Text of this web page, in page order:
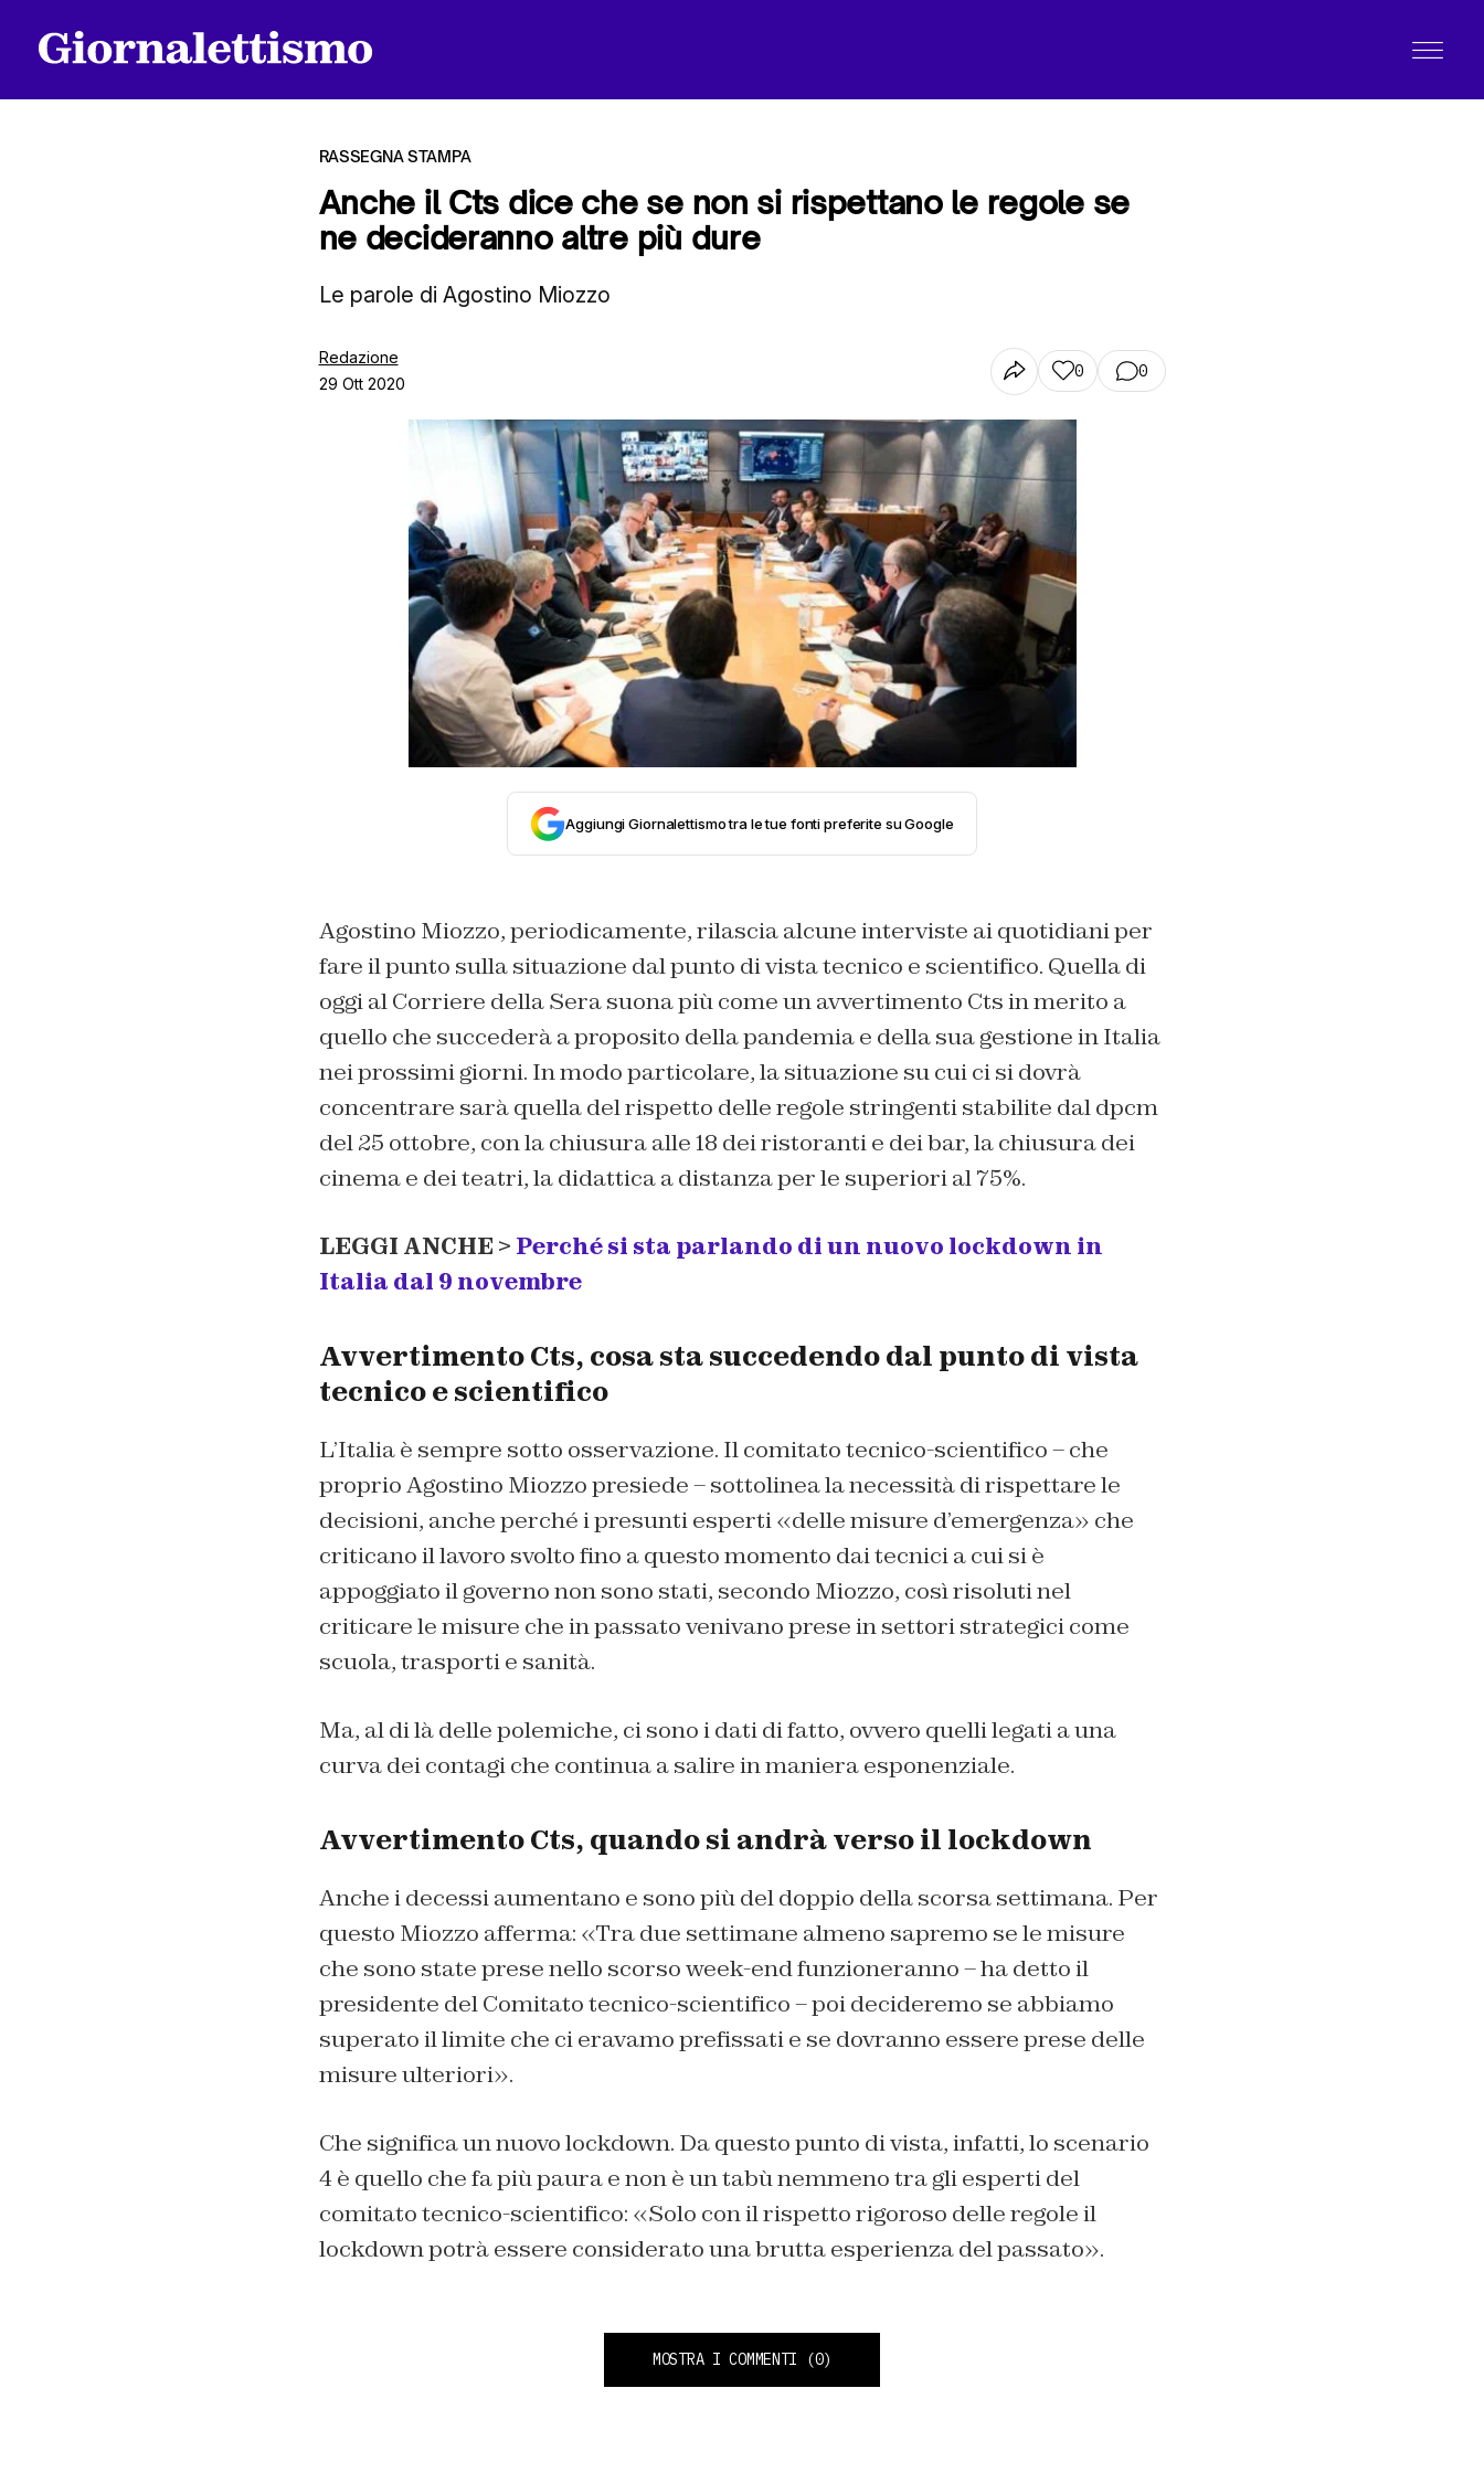
RASSEGNA STAMPA
Anche il Cts dice che se non si rispettano le regole se
ne decideranno altre più dure
Le parole di Agostino Miozzo
Redazione
29 Ott 2020
0 0
Aggiungi Giornalettismo tra le tue fonti preferite su Google
Agostino Miozzo, periodicamente, rilascia alcune interviste ai quotidiani per
fare il punto sulla situazione dal punto di vista tecnico e scientifico. Quella di
oggi al Corriere della Sera suona più come un avvertimento Cts in merito a
quello che succederà a proposito della pandemia e della sua gestione in Italia
nei prossimi giorni. In modo particolare, la situazione su cui ci si dovrà
concentrare sarà quella del rispetto delle regole stringenti stabilite dal dpcm
del 25 ottobre, con la chiusura alle 18 dei ristoranti e dei bar, la chiusura dei
cinema e dei teatri, la didattica a distanza per le superiori al 75%.
LEGGI ANCHE > Perché si sta parlando di un nuovo lockdown in
Italia dal 9 novembre
Avvertimento Cts, cosa sta succedendo dal punto di vista
tecnico e scientifico
L’Italia è sempre sotto osservazione. Il comitato tecnico-scientifico – che
proprio Agostino Miozzo presiede – sottolinea la necessità di rispettare le
decisioni, anche perché i presunti esperti «delle misure d’emergenza» che
criticano il lavoro svolto fino a questo momento dai tecnici a cui si è
appoggiato il governo non sono stati, secondo Miozzo, così risoluti nel
criticare le misure che in passato venivano prese in settori strategici come
scuola, trasporti e sanità.
Ma, al di là delle polemiche, ci sono i dati di fatto, ovvero quelli legati a una
curva dei contagi che continua a salire in maniera esponenziale.
Avvertimento Cts, quando si andrà verso il lockdown
Anche i decessi aumentano e sono più del doppio della scorsa settimana. Per
questo Miozzo afferma: «Tra due settimane almeno sapremo se le misure
che sono state prese nello scorso week-end funzioneranno – ha detto il
presidente del Comitato tecnico-scientifico – poi decideremo se abbiamo
superato il limite che ci eravamo prefissati e se dovranno essere prese delle
misure ulteriori».
Che significa un nuovo lockdown. Da questo punto di vista, infatti, lo scenario
4 è quello che fa più paura e non è un tabù nemmeno tra gli esperti del
comitato tecnico-scientifico: «Solo con il rispetto rigoroso delle regole il
lockdown potrà essere considerato una brutta esperienza del passato».
MOSTRA I COMMENTI (0)